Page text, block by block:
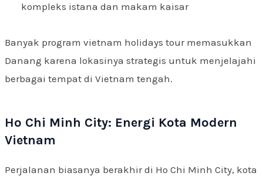
kompleks istana dan makam kaisar
Banyak program vietnam holidays tour memasukkan
Danang karena lokasinya strategis untuk menjelajahi
berbagai tempat di Vietnam tengah.
Ho Chi Minh City: Energi Kota Modern
Vietnam
Perjalanan biasanya berakhir di Ho Chi Minh City, kota